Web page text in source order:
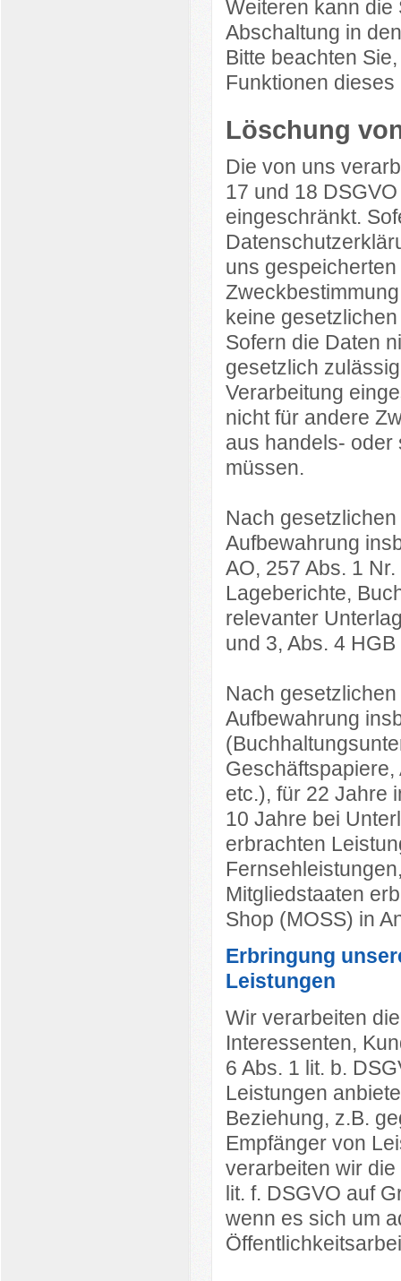
Weiteren kann die
Abschaltung in
Bitte beachten
Funktionen
Löschung
Die von uns
17 und 18
eingeschränkt.
uns
keine
Sofern die Daten
gesetzlich
Verarbeitung
nicht für andere
aus handels- oder
müssen.
Nach
Aufbewahrung
AO, 257 Abs. 1
Lageberichte,
relevanter
und 3, Abs. 4
Nach
Aufbewahrung
etc.), für 22 Jahre
10 Jahre bei
erbrachten
Mitgliedstaaten
Shop (MOSS) in
Erbringung
Leistungen
Wir verarbeiten
Interessenten,
6 Abs. 1 lit. b.
Leistungen
Beziehung, z.B.
Empfänger von
verarbeiten wir
lit. f. DSGVO auf
wenn es sich um